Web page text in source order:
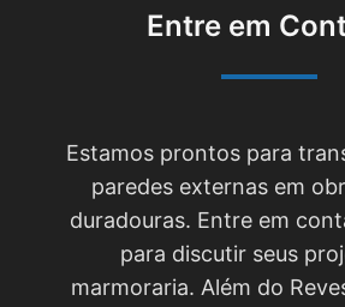
Entre em
Estamos prontos para
paredes externas em
duradouras. Entre em
para discutir seus
marmoraria. Além do